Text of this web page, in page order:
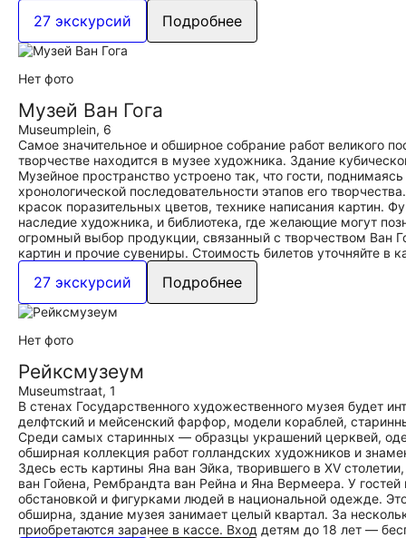
27 экскурсий Подробнее
Нет фото
Музей Ван Гога
Museumplein, 6
Самое значительное и обширное собрание работ великого
творчестве находится в музее художника. Здание
Музейное пространство устроено так, что гости,
хронологической последовательности этапов его
красок поразительных цветов, технике написания картин.
наследие художника, и библиотека, где желающие могут
огромный выбор продукции, связанный с творчеством Ван
картин и прочие сувениры. Стоимость билетов уточняйте в
27 экскурсий Подробнее
Нет фото
Рейксмузеум
Museumstraat, 1
В стенах Государственного художественного музея будет
делфтский и мейсенский фарфор, модели кораблей,
Среди самых старинных — образцы украшений церквей,
обширная коллекция работ голландских художников и
Здесь есть картины Яна ван Эйка, творившего в XV
ван Гойена, Рембрандта ван Рейна и Яна Вермеера. У
обстановкой и фигурками людей в национальной одежде.
обширна, здание музея занимает целый квартал. За
приобретаются заранее в кассе. Вход детям до 18 лет —